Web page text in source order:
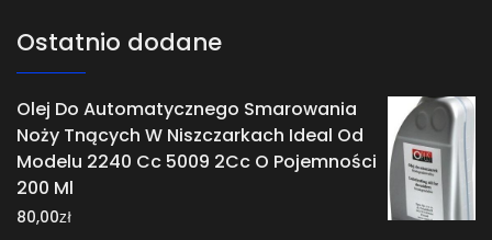
Ostatnio dodane
Olej Do Automatycznego Smarowania
Noży Tnących W Niszczarkach Ideal Od
Modelu 2240 Cc 5009 2Cc O Pojemności
200 Ml
80,00zł